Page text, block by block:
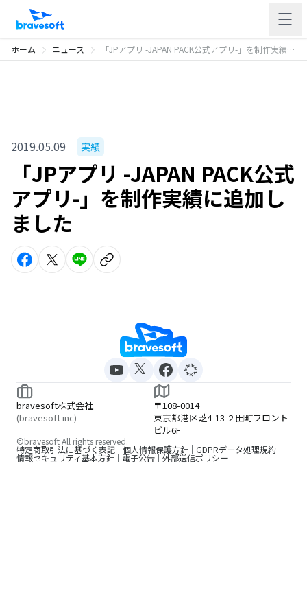
ホーム ニュース 「JPアプリ -JAPAN PACK公式アプリ-」を制作実績に追加しました
2019.05.09 実績
「JPアプリ -JAPAN PACK公式
アプリ-」を制作実績に追加し
ました
bravesoft株式会社
(bravesoft inc)
〒108-0014
東京都港区芝4-13-2 田町フロント
ビル6F
特定商取引法に基づく表記 個人情報保護方針 GDPRデータ処理規約
情報セキュリティ基本方針 電子公告 外部送信ポリシー
©bravesoft All rights reserved.